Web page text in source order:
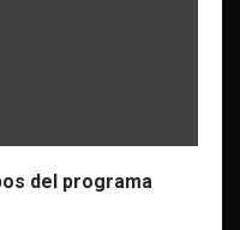
del programa